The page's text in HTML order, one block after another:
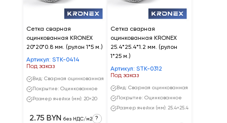
Сетка сварная
оцинкованная KRONEX
20*20*0.8 мм. (рулон 1*5 м.)
Артикул: STK-0414
Под заказ
Вид: Сварная оцинкованная
Покрытие: Оцинкованное
Размер ячейки (мм): 20×20
2.75 BYN без НДС/м2 ?
Сетка сварная
оцинкованная KRONEX
25.4*25.4*1.2 мм. (рулон
1*25 м.)
Артикул: STK-0312
Под заказ
Вид: Сварная оцинкованная
Покрытие: Оцинкованное
Размер ячейки (мм): 25.4×25.4